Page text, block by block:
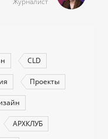
CLD
Проекты
АРХКЛУБ